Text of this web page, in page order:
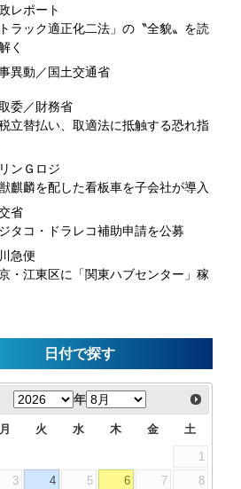
レポート
トラック適正化二法」の〝全貌〟を読
く
異動／国土交通省
委／財務省
立替払い、取適法に抵触する恐れ指
ンＧロジ
麒麟を配した看板車を子会社が導入
省
タコ・ドラレコ補助申請を公募
急便
・江東区に「関東ハブセンター」稼
日付で探す
年
月 火 水 木 金 土
1
3 4 5 6 7
8